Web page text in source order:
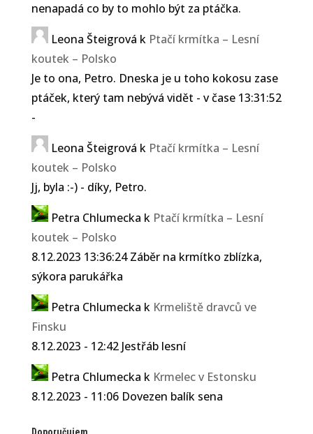
nenapadá co by to mohlo být za ptáčka.
Leona Šteigrová k Ptačí krmítka – Lesní
koutek – Polsko
Je to ona, Petro. Dneska je u toho kokosu zase
ptáček, který tam nebývá vidět - v čase 13:31:52
-
Leona Šteigrová k Ptačí krmítka – Lesní
koutek – Polsko
Jj, byla :-) - díky, Petro.
Petra Chlumecka k Ptačí krmítka – Lesní
koutek – Polsko
8.12.2023 13:36:24 Záběr na krmítko zblízka,
sýkora parukářka
Petra Chlumecka k Krmeliště dravců ve
Finsku
8.12.2023 - 12:42 Jestřáb lesní
Petra Chlumecka k Krmelec v Estonsku
8.12.2023 - 11:06 Dovezen balík sena